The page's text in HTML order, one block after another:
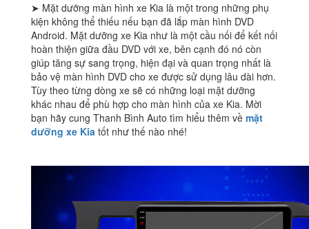
➤ Mặt dưỡng màn hình xe Kia là một trong những phụ
kiện không thể thiếu nếu bạn đã lắp màn hình DVD
Android. Mặt dưỡng xe Kia như là một cầu nối để kết nối
hoàn thiện giữa đầu DVD với xe, bên cạnh đó nó còn
giúp tăng sự sang trọng, hiện đại và quan trọng nhất là
bảo vệ màn hình DVD cho xe được sử dụng lâu dài hơn.
Tùy theo từng dòng xe sẽ có những loại mặt dưỡng
khác nhau để phù hợp cho màn hình của xe Kia. Mời
bạn hãy cung Thanh Bình Auto tìm hiểu thêm về mặt
dưỡng xe Kia tốt như thế nào nhé!